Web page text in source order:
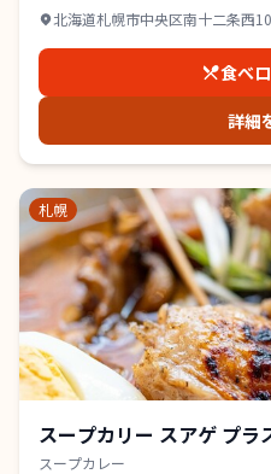
北海道札幌市中央区南十二条西
食べ
詳細
札幌
スープカリー スアゲ プラ
スープカレー